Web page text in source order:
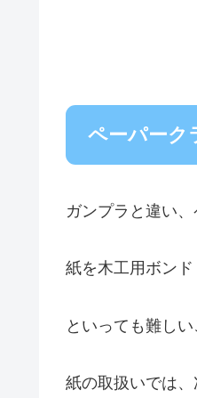
ペーパーク
ガンプラと違い
紙を木工用ボン
といっても難しい
紙の取扱いでは、